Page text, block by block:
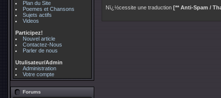
Plan du Site
Poemes et Chansons
Sujets actifs
Videos
Participez!
Nouvel article
Contactez-Nous
Parler de nous
Utulisateur/Admin
Administration
Votre compte
Forums
Nï¿½cessite une traduction [** Anti-Spam /